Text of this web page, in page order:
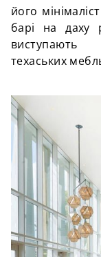
його
барі на даху
техаських